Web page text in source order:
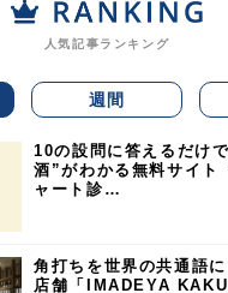
人気記事ランキング
週間
10の設問に答えるだけ
酒”がわかる無料サイト
ャート診…
角打ちを世界の共通語
店舗「IMADEYA